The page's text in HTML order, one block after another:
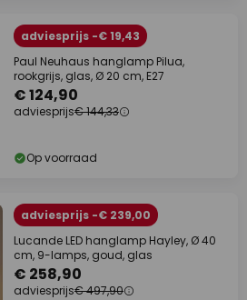
adviesprijs -€ 19,43
Paul Neuhaus hanglamp Pilua,
rookgrijs, glas, Ø 20 cm, E27
€ 124,90
adviesprijs€ 144,33
Op voorraad
adviesprijs -€ 239,00
Lucande LED hanglamp Hayley, Ø 40
cm, 9-lamps, goud, glas
€ 258,90
adviesprijs€ 497,90